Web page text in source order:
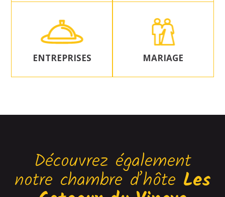
ENTREPRISES MARIAGE
Découvrez également
notre chambre d’hôte Les